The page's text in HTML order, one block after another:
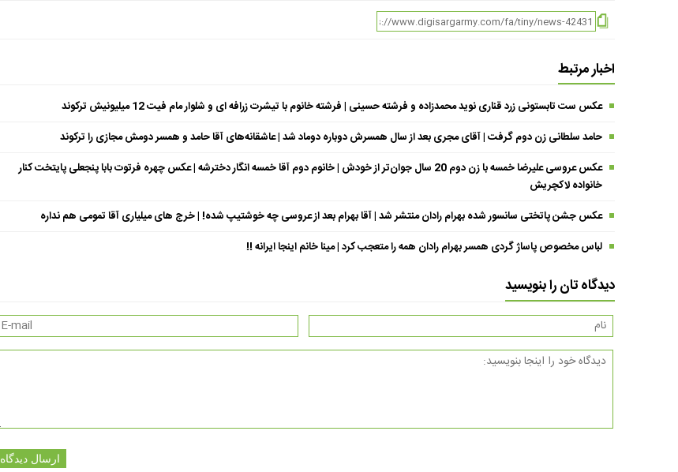
اخبار مرتبط
عکس ست تابستونی زرد قناری نوید محمدزاده و فرشته حسینی | فرشته خانوم با تیشرت زرافه ای و شلوار مام فیت 12 میلیونیش ترکوند
حامد سلطانی زن دوم گرفت | آقای مجری بعد از سال همسرش دوباره دوماد شد | عاشقانه‌های آقا حامد و همسر دومش مجازی را ترکوند
عکس عروسی علیرضا خمسه با زن دوم 20 سال جوان‌تر از خودش | خانوم دوم آقا خمسه انگار دخترشه | عکس چهره فرتوت بابا پنجعلی پایتخت کنار
خانواده لاکچریش
عکس جشن پاتختی سانسور شده بهرام رادان منتشر شد | آقا بهرام بعد از عروسی چه خوشتیپ شده! | خرج های میلیاری آقا تمومی هم نداره
لباس مخصوص پاساژ گردی همسر بهرام رادان همه را متعجب کرد | مینا خانم اینجا ایرانه !!
دیدگاه تان را بنویسید
ارسال دیدگاه